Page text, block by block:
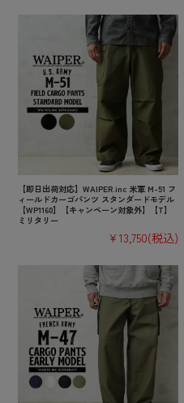
【即日出荷対応】WAIPER.inc 米軍 M-51 フ
ィールドカーゴパンツ スタンダードモデル
【WP1160】【キャンペーン対象外】【T】
ミリタリー
¥13,750(税込)